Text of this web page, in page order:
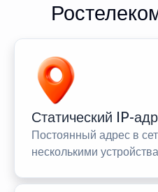
Статический IP-
Постоянный адрес в
несколькими